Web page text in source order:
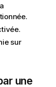
sur
une